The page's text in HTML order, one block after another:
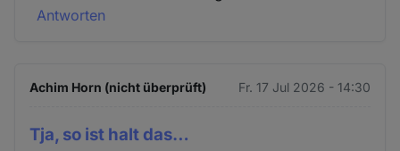
Antworten
Achim Horn (nicht überprüft) Fr. 17 Jul 2026 - 14:30
Tja, so ist halt das…